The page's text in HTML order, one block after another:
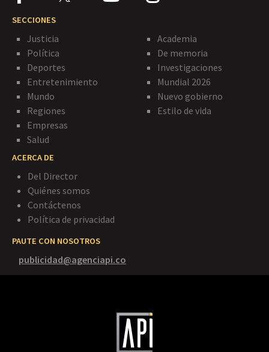
SECCIONES
Justicia
Política
Deportes
Entretenimiento
Mundo
Regiones
Empresas
Salud
Academia
De memoria
Investigaciones
Mundial 2026
Nuevo gobierno
Estilo de vida
ACERCA DE
Del Director
Quiénes somos
Contáctenos
Política de privacidad
PAUTE CON NOSOTROS
publicidad@agenciapi.co